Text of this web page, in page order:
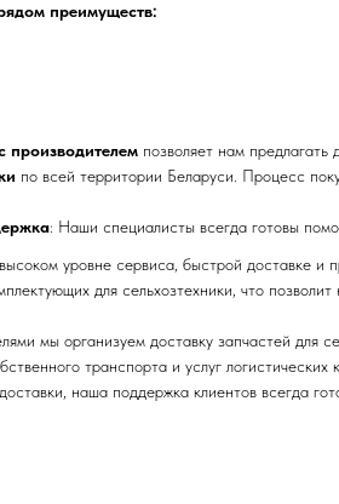
преимуществ:
производителем позволяет нам
по всей территории Беларуси. Процесс
: Наши специалисты всегда готовы
уровне сервиса, быстрой доставке
для сельхозтехники, что
мы организуем доставку запчастей для
транспорта и услуг
наша поддержка клиентов всегда